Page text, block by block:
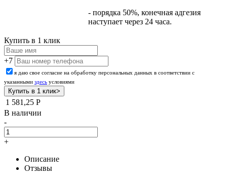
- порядка 50%, конечная адгезия
наступает через 24 часа.
Купить в 1 клик
+7
я даю свое согласие на обработку персональных данных в соответствии с
указанными здесь условиями
1 581,25 Р
В наличии
-
+
Описание
Отзывы